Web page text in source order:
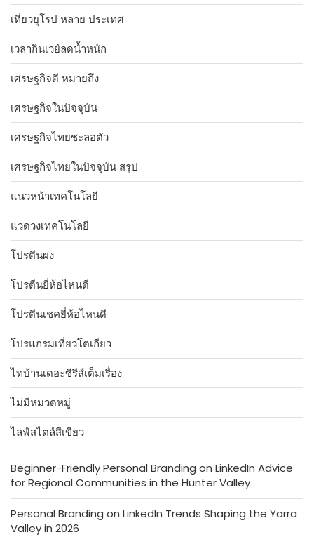
เที่ยวยุโรป หลาย ประเทศ
เวลากินเวย์ลดน้ำหนัก
เศรษฐกิจดี หมายถึง
เศรษฐกิจในปัจจุบัน
เศรษฐกิจไทยชะลอตัว
เศรษฐกิจไทยในปัจจุบัน สรุป
แนวหน้าเทคโนโลยี
แวดวงเทคโนโลยี
โปรตีนผง
โปรตีนยี่ห้อไหนดี
โปรตีนเชคยี่ห้อไหนดี
โปรแกรมเที่ยวโตเกียว
ไทบ้านเดอะซีรีส์เต็มเรื่อง
ไม่มีหมวดหมู่
ไลฟ์สไตล์สีเขียว
Beginner-Friendly Personal Branding on LinkedIn Advice
for Regional Communities in the Hunter Valley
Personal Branding on LinkedIn Trends Shaping the Yarra
Valley in 2026